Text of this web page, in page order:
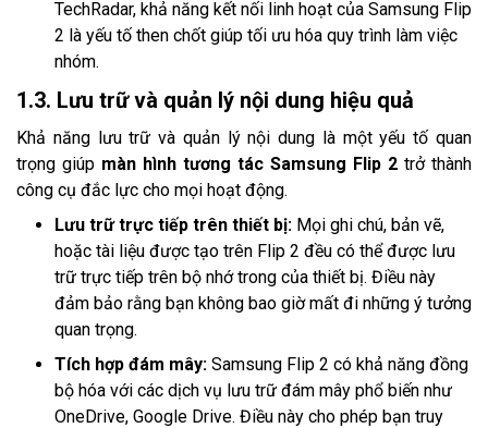
TechRadar, khả năng kết nối linh hoạt của Samsung Flip
2 là yếu tố then chốt giúp tối ưu hóa quy trình làm việc
nhóm.
1.3. Lưu trữ và quản lý nội dung hiệu quả
Khả năng lưu trữ và quản lý nội dung là một yếu tố quan
trọng giúp màn hình tương tác Samsung Flip 2 trở thành
công cụ đắc lực cho mọi hoạt động.
Lưu trữ trực tiếp trên thiết bị: Mọi ghi chú, bản vẽ,
hoặc tài liệu được tạo trên Flip 2 đều có thể được lưu
trữ trực tiếp trên bộ nhớ trong của thiết bị. Điều này
đảm bảo rằng bạn không bao giờ mất đi những ý tưởng
quan trọng.
Tích hợp đám mây: Samsung Flip 2 có khả năng đồng
bộ hóa với các dịch vụ lưu trữ đám mây phổ biến như
OneDrive, Google Drive. Điều này cho phép bạn truy